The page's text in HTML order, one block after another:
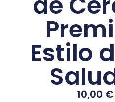
Estilo
10,00 €